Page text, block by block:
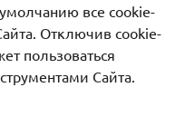
все cookie-
Отключив cookie-
пользоваться
Сайта.